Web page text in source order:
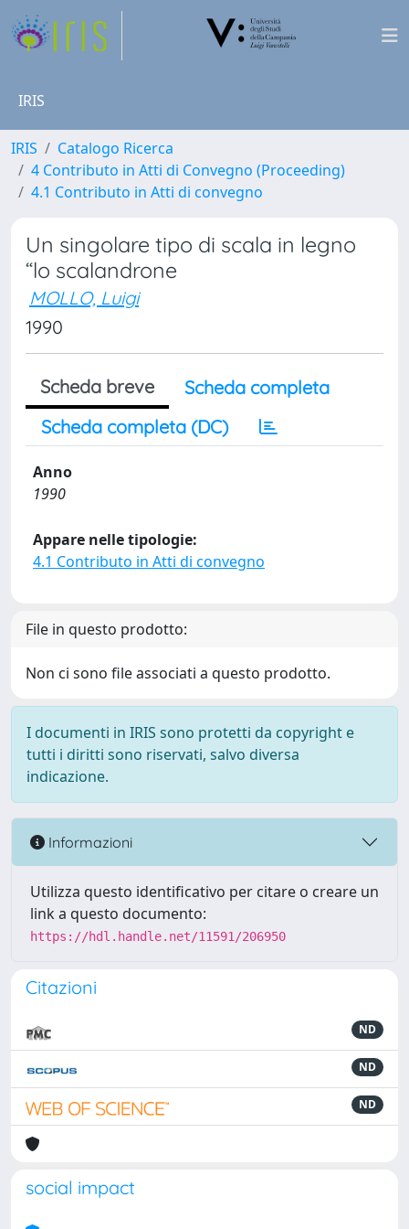
IRIS
IRIS
Catalogo Ricerca
4 Contributo in Atti di Convegno (Proceeding)
4.1 Contributo in Atti di convegno
Un singolare tipo di scala in legno
“lo scalandrone
MOLLO, Luigi
1990
Scheda breve
Scheda completa
Scheda completa (DC)
Anno
1990
Appare nelle tipologie:
4.1 Contributo in Atti di convegno
File in questo prodotto:
Non ci sono file associati a questo prodotto.
I documenti in IRIS sono protetti da copyright e
tutti i diritti sono riservati, salvo diversa
indicazione.
Informazioni
Utilizza questo identificativo per citare o creare un
link a questo documento:
https://hdl.handle.net/11591/206950
Citazioni
ND
ND
ND
social impact